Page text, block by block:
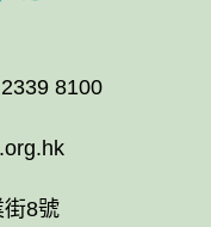
2339 8100
街8號